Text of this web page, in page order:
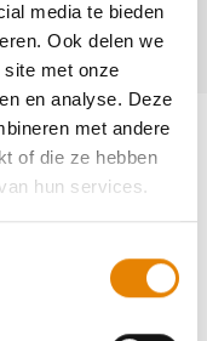
media te bieden
Ook delen we
met onze
en analyse. Deze
met andere
of die ze hebben
hun services.
van deze